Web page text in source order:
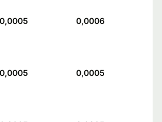
0,0005 0,0006
0,0005 0,0005